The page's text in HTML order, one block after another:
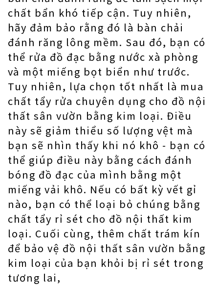
chất bẩn khó tiếp cận. Tuy nhiên,
hãy đảm bảo rằng đó là bàn chải
đánh răng lông mềm. Sau đó, bạn có
thể rửa đồ đạc bằng nước xà phòng
và một miếng bọt biển như trước.
Tuy nhiên, lựa chọn tốt nhất là mua
chất tẩy rửa chuyên dụng cho đồ nội
thất sân vườn bằng kim loại. Điều
này sẽ giảm thiểu số lượng vệt mà
bạn sẽ nhìn thấy khi nó khô - bạn có
thể giúp điều này bằng cách đánh
bóng đồ đạc của mình bằng một
miếng vải khô. Nếu có bất kỳ vết gỉ
nào, bạn có thể loại bỏ chúng bằng
chất tẩy rỉ sét cho đồ nội thất kim
loại. Cuối cùng, thêm chất trám kín
để bảo vệ đồ nội thất sân vườn bằng
kim loại của bạn khỏi bị rỉ sét trong
tương lai,